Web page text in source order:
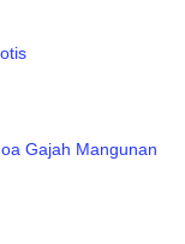
Gajah Mangunan